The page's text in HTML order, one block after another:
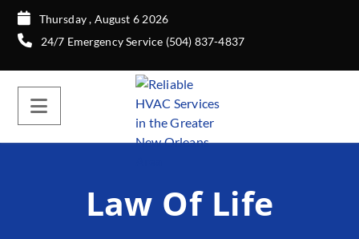
Thursday , August 6 2026
24/7 Emergency Service (504) 837-4837
Law Of Life